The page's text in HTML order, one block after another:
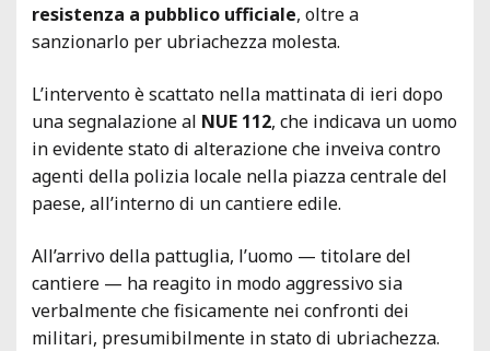
resistenza a pubblico ufficiale, oltre a
sanzionarlo per ubriachezza molesta.
L’intervento è scattato nella mattinata di ieri dopo
una segnalazione al NUE 112, che indicava un uomo
in evidente stato di alterazione che inveiva contro
agenti della polizia locale nella piazza centrale del
paese, all’interno di un cantiere edile.
All’arrivo della pattuglia, l’uomo — titolare del
cantiere — ha reagito in modo aggressivo sia
verbalmente che fisicamente nei confronti dei
militari, presumibilmente in stato di ubriachezza.